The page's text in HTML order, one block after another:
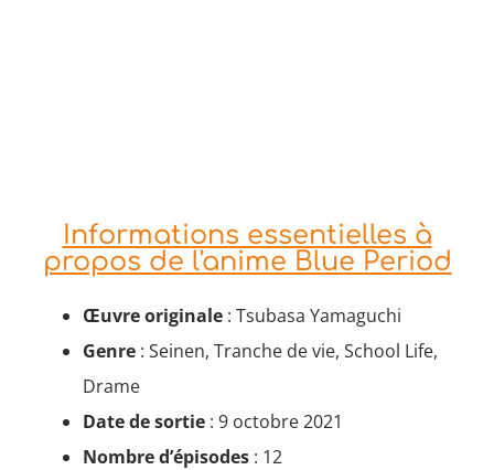
Informations essentielles à
propos de l'anime Blue Period
Œuvre originale : Tsubasa Yamaguchi
Genre : Seinen, Tranche de vie, School Life,
Drame
Date de sortie : 9 octobre 2021
Nombre d’épisodes : 12